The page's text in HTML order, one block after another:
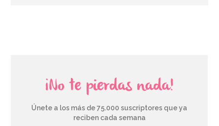
¡No te pierdas nada!
Únete a los más de 75.000 suscriptores que ya
reciben cada semana